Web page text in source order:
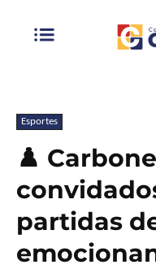
Esportes
♟️
partidas